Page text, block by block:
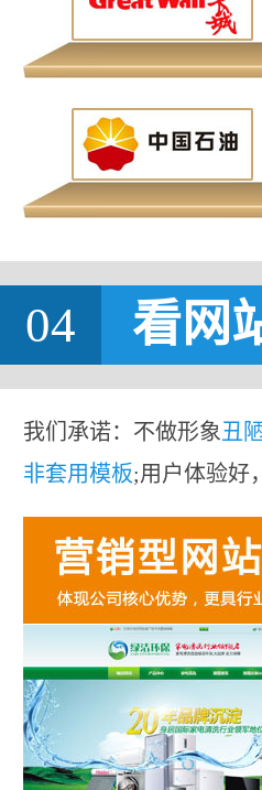
04 看网
我们承诺：不做形象丑
非套用模板;用户体验好，